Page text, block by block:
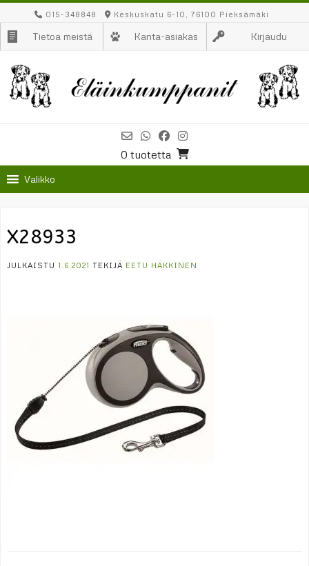
to
content
015-348848 Keskuskatu 6-10, 76100 Pieksämäki
Tietoa meistä Kanta-asiakas Kirjaudu
0 tuotetta
Valikko
X28933
JULKAISTU 1.6.2021 TEKIJÄ EETU HÄKKINEN